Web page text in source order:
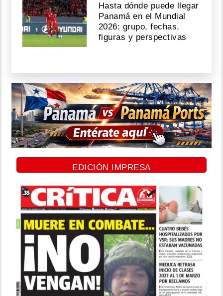
Hasta dónde puede llegar
Panamá en el Mundial
2026: grupo, fechas,
figuras y perspectivas
EDICIÓN IMPRESA